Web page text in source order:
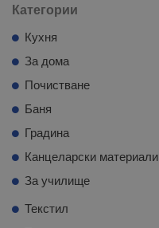
Категории
Кухня
За дома
Почистване
Баня
Градина
Канцеларски материали
За училище
Текстил